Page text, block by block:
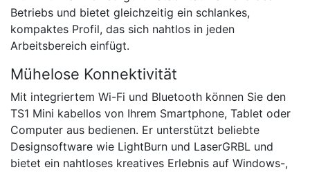
Betriebs und bietet gleichzeitig ein schlankes,
kompaktes Profil, das sich nahtlos in jeden
Arbeitsbereich einfügt.
Mühelose Konnektivität
Mit integriertem Wi-Fi und Bluetooth können Sie den
TS1 Mini kabellos von Ihrem Smartphone, Tablet oder
Computer aus bedienen. Er unterstützt beliebte
Designsoftware wie LightBurn und LaserGRBL und
bietet ein nahtloses kreatives Erlebnis auf Windows-,